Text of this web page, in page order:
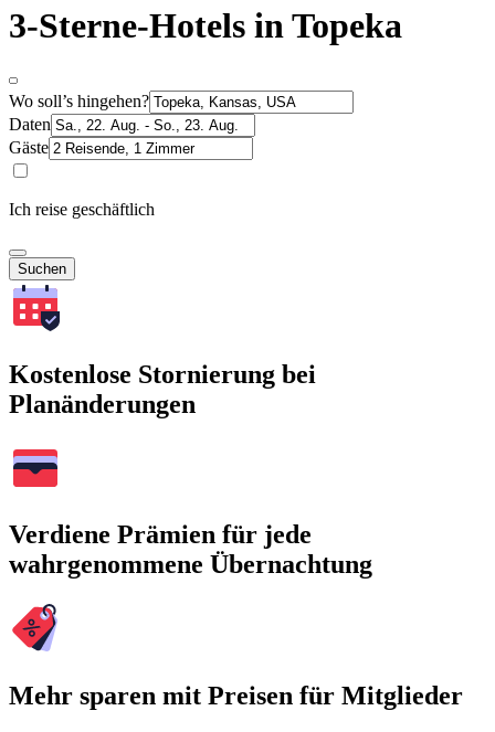
3-Sterne-Hotels in Topeka
Wo soll’s hingehen?
Daten
Gäste
Ich reise geschäftlich
Suchen
Kostenlose Stornierung bei
Planänderungen
Verdiene Prämien für jede
wahrgenommene Übernachtung
Mehr sparen mit Preisen für Mitglieder